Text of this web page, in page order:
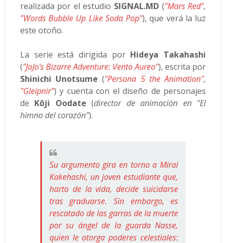
realizada por el estudio SIGNAL.MD ("Mars Red",
"Words Bubble Up Like Soda Pop"), que verá la luz
este otoño.
La serie está dirigida por Hideya Takahashi
("JoJo's Bizarre Adventure: Vento Aureo"), escrita por
Shinichi Unotsume ("Persona 5 the Animation",
"Gleipnir") y cuenta con el diseño de personajes
de Kôji Oodate (director de animación en "El
himno del corazón").
Su argumento gira en torno a Mirai
Kakehashi, un joven estudiante que,
harto de la vida, decide suicidarse
tras graduarse. Sin embargo, es
rescatado de las garras de la muerte
por su ángel de la guarda Nasse,
quien le otorga poderes celestiales: